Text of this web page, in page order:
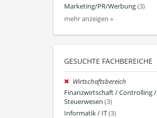
Marketing/PR/Werbung(3)
mehr anzeigen »
GESUCHTE FACHBEREICHE
Wirtschaftsbereich
Finanzwirtschaft / Controlling /
Steuerwesen (3)
Informatik / IT(3)